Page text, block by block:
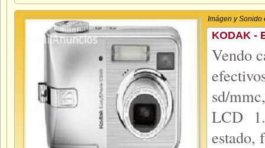
Imágen y Sonido
KODAK -
Vendo
sd/
LCD
estado,